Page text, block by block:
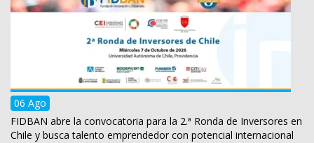
06 Ago
FIDBAN abre la convocatoria para la 2.ª Ronda de Inversores en
Chile y busca talento emprendedor con potencial internacional